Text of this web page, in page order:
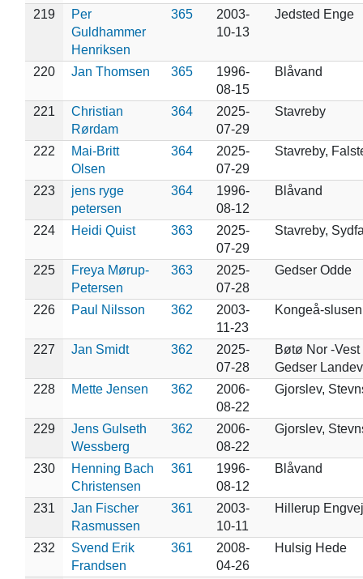
219
Per
Guldhammer
Henriksen
365
2003-
10-13
Jedsted Enge
220 Jan Thomsen 365
1996-
08-15
Blåvand
221
Christian
Rørdam
364
2025-
07-29
Stavreby
222
Mai-Britt
Olsen
364
2025-
07-29
Stavreby,
223
jens ryge
petersen
364
1996-
08-12
Blåvand
224 Heidi Quist 363
2025-
07-29
Stavreby,
225
Freya Mørup-
Petersen
363
2025-
07-28
Gedser Odde
226 Paul Nilsson 362
2003-
11-23
Kongeå-
227 Jan Smidt 362
2025-
07-28
Bøtø Nor -Vest
Gedser
228
Mette Jensen 362
2006-
08-22
Gjorslev,
229
Jens Gulseth
Wessberg
362
2006-
08-22
Gjorslev,
230
Henning Bach
Christensen
361
1996-
08-12
Blåvand
231
Jan Fischer
Rasmussen
361
2003-
10-11
Hillerup Engvej
232
Svend Erik
Frandsen
361
2008-
04-26
Hulsig Hede